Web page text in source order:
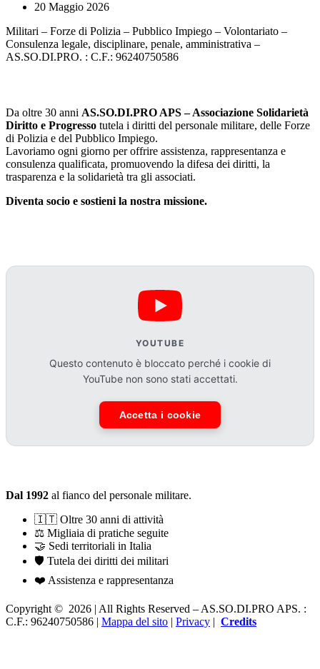
20 Maggio 2026
Militari – Forze di Polizia – Pubblico Impiego – Volontariato –
Consulenza legale, disciplinare, penale, amministrativa –
AS.SO.DI.PRO. : C.F.: 96240750586
Da oltre 30 anni AS.SO.DI.PRO APS – Associazione Solidarietà
Diritto e Progresso tutela i diritti del personale militare, delle Forze
di Polizia e del Pubblico Impiego.
Lavoriamo ogni giorno per offrire assistenza, rappresentanza e
consulenza qualificata, promuovendo la difesa dei diritti, la
trasparenza e la solidarietà tra gli associati.
Diventa socio e sostieni la nostra missione.
YOUTUBE
Questo contenuto è bloccato perché i cookie di
YouTube non sono stati accettati.
Accetta i cookie
Dal 1992 al fianco del personale militare.
🇮🇹 Oltre 30 anni di attività
⚖️ Migliaia di pratiche seguite
🤝 Sedi territoriali in Italia
🛡️ Tutela dei diritti dei militari
❤️ Assistenza e rappresentanza
Copyright © 2026 | All Rights Reserved – AS.SO.DI.PRO APS. :
C.F.: 96240750586 | Mappa del sito | Privacy | Credits